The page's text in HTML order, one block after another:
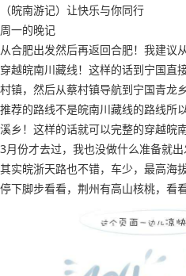
（皖南游记）让快乐与你同行
周一的晚记
从合肥出发然后再返回合肥！我建议
穿越皖南川藏线！这样的话到宁国直
村镇，然后从蔡村镇导航到宁国青龙
推荐的路线不是皖南川藏线的路线所
溪乡！这样的话就可以完整的穿越皖
3月份才去过，我也没做什么准备就出
其实皖浙天路也不错，车少，最高海
停下脚步看看，荆州有高山核桃，看